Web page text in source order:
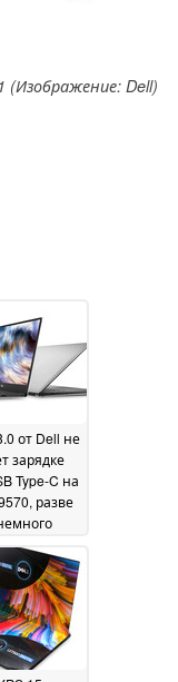
(Изображение: Dell)
от Dell не
зарядке
Type-C на
разве
в
01
2019